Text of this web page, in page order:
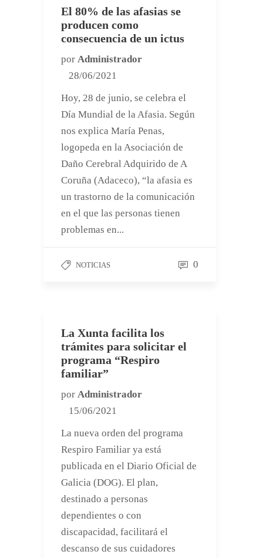
El 80% de las afasias se
producen como
consecuencia de un ictus
por Administrador
28/06/2021
Hoy, 28 de junio, se celebra el
Día Mundial de la Afasia. Según
nos explica María Penas,
logopeda en la Asociación de
Daño Cerebral Adquirido de A
Coruña (Adaceco), “la afasia es
un trastorno de la comunicación
en el que las personas tienen
problemas en...
NOTICIAS 0
La Xunta facilita los
trámites para solicitar el
programa “Respiro
familiar”
por Administrador
15/06/2021
La nueva orden del programa
Respiro Familiar ya está
publicada en el Diario Oficial de
Galicia (DOG). El plan,
destinado a personas
dependientes o con
discapacidad, facilitará el
descanso de sus cuidadores